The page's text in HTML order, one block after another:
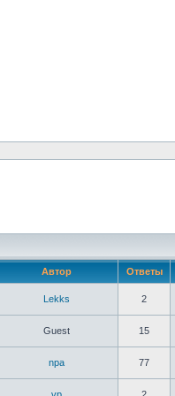
Автор Ответы
Lekks 2
Guest 15
npa 77